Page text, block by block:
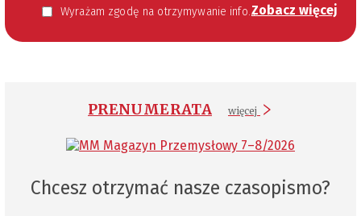
Wyrażam zgodę na otrzymywanie informacji handlowej kierowanej do mnie za pomocą środków komunikacji elektronicznej w szczególności poczty elektronicznej zgodnie z przepisem art. 10 ust 2 ustawy z dnia 18 lipca 2002 roku o świadczeniu usług drogą elektroniczną (Dz. U. 144 z 2002 r. poz. 1204). Zgoda jest dobrowolna, jednak jej wyrażenie jest konieczne, aby otrzymywać newsletter. Zobacz więcej
PRENUMERATA więcej
Chcesz otrzymać nasze czasopismo?